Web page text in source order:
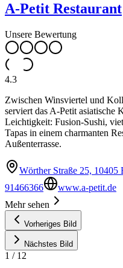
A-Petit Restaurant
Unsere Bewertung
4.3
Zwischen Winsviertel und
serviert das A-Petit asiatische
Leichtigkeit: Fusion-Sushi,
Tapas in einem charmanten
Außenterrasse.
Wörther Straße 25, 10405
91466366
www.a-petit.de
Mehr sehen
Vorheriges Bild
Nächstes Bild
1 / 12